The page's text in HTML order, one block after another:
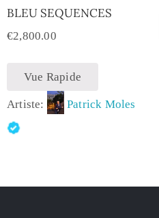
BLEU SEQUENCES
€2,800.00
Vue Rapide
Artiste: Patrick Moles